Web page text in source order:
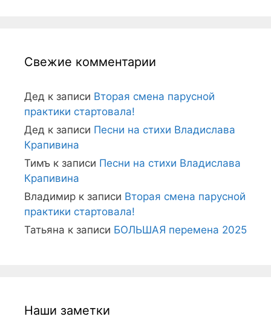
Свежие комментарии
Дед к записи Вторая смена парусной
практики стартовала!
Дед к записи Песни на стихи Владислава
Крапивина
Тимъ к записи Песни на стихи Владислава
Крапивина
Владимир к записи Вторая смена парусной
практики стартовала!
Татьяна к записи БОЛЬШАЯ перемена 2025
Наши заметки